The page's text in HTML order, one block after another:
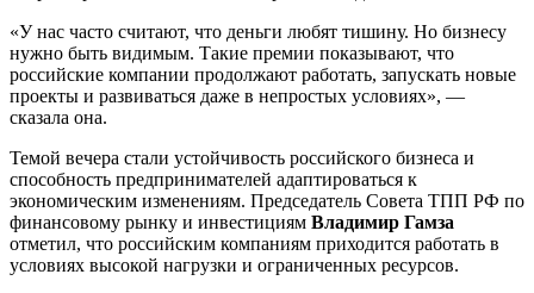
«У нас часто считают, что деньги любят тишину. Но бизнесу
нужно быть видимым. Такие премии показывают, что
российские компании продолжают работать, запускать новые
проекты и развиваться даже в непростых условиях», —
сказала она.
Темой вечера стали устойчивость российского бизнеса и
способность предпринимателей адаптироваться к
экономическим изменениям. Председатель Совета ТПП РФ по
финансовому рынку и инвестициям Владимир Гамза
отметил, что российским компаниям приходится работать в
условиях высокой нагрузки и ограниченных ресурсов.